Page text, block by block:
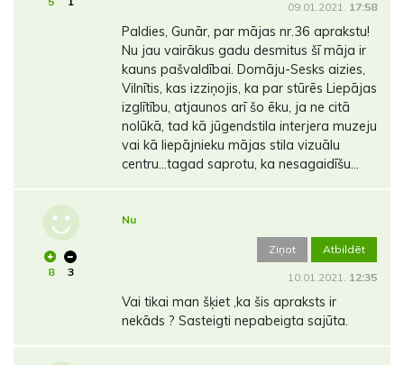
09.01.2021. 17:58
Paldies, Gunār, par mājas nr.36 aprakstu!
Nu jau vairākus gadu desmitus šī māja ir
kauns pašvaldībai. Domāju-Sesks aizies,
Vilnītis, kas izziņojis, ka par stūrēs Liepājas
izglītību, atjaunos arī šo ēku, ja ne citā
nolūkā, tad kā jūgendstila interjera muzeju
vai kā liepājnieku mājas stila vizuālu
centru...tagad saprotu, ka nesagaidīšu...
8 3
Nu
Ziņot Atbildēt
10.01.2021. 12:35
Vai tikai man šķiet ,ka šis apraksts ir
nekāds ? Sasteigti nepabeigta sajūta.